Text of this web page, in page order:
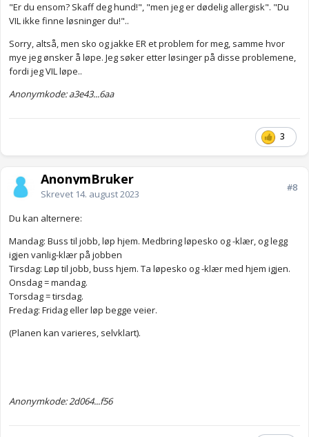
"Er du ensom? Skaff deg hund!", "men jeg er dødelig allergisk". "Du
VIL ikke finne løsninger du!"..
Sorry, altså, men sko og jakke ER et problem for meg, samme hvor
mye jeg ønsker å løpe. Jeg søker etter løsinger på disse problemene,
fordi jeg VIL løpe..
Anonymkode: a3e43...6aa
3
AnonymBruker
Skrevet 14. august 2023
#8
Du kan alternere:
Mandag: Buss til jobb, løp hjem. Medbring løpesko og -klær, og legg
igjen vanlig-klær på jobben
Tirsdag: Løp til jobb, buss hjem. Ta løpesko og -klær med hjem igjen.
Onsdag = mandag.
Torsdag = tirsdag.
Fredag: Fridag eller løp begge veier.
(Planen kan varieres, selvklart).
Anonymkode: 2d064...f56